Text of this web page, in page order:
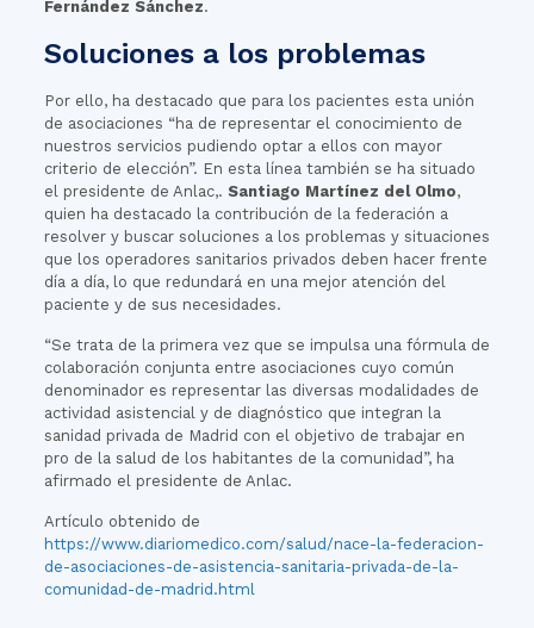
Fernández Sánchez.
Soluciones a los problemas
Por ello, ha destacado que para los pacientes esta unión
de asociaciones “ha de representar el conocimiento de
nuestros servicios pudiendo optar a ellos con mayor
criterio de elección”. En esta línea también se ha situado
el presidente de Anlac,. Santiago Martínez del Olmo,
quien ha destacado la contribución de la federación a
resolver y buscar soluciones a los problemas y situaciones
que los operadores sanitarios privados deben hacer frente
día a día, lo que redundará en una mejor atención del
paciente y de sus necesidades.
“Se trata de la primera vez que se impulsa una fórmula de
colaboración conjunta entre asociaciones cuyo común
denominador es representar las diversas modalidades de
actividad asistencial y de diagnóstico que integran la
sanidad privada de Madrid con el objetivo de trabajar en
pro de la salud de los habitantes de la comunidad”, ha
afirmado el presidente de Anlac.
Artículo obtenido de
https://www.diariomedico.com/salud/nace-la-federacion-
de-asociaciones-de-asistencia-sanitaria-privada-de-la-
comunidad-de-madrid.html